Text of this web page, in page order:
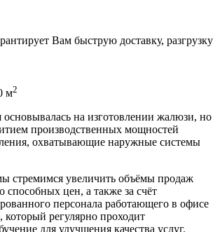
Вам быструю доставку, разгрузку
м2
на изготовлении жалюзи, но
производственных мощностей
охватывающие наружные системы
стремимся увеличить объёмы продаж
способных цен, а также за счёт
персонала работающего в офисе
который регулярно проходит
для улучшения качества услуг.